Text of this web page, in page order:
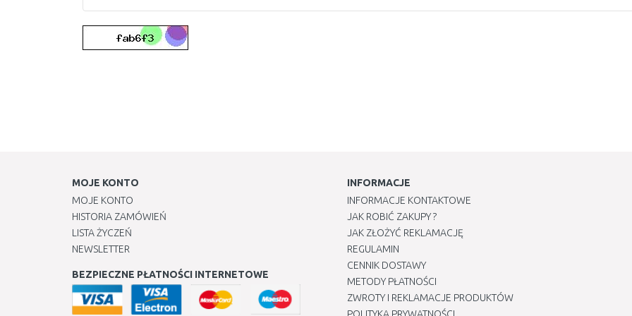
MOJE KONTO
MOJE KONTO
HISTORIA ZAMÓWIEŃ
LISTA ŻYCZEŃ
NEWSLETTER
BEZPIECZNE PŁATNOŚCI INTERNETOWE
INFORMACJE
INFORMACJE KONTAKTOWE
JAK ROBIĆ ZAKUPY ?
JAK ZŁOŻYĆ REKLAMACJĘ
REGULAMIN
CENNIK DOSTAWY
METODY PŁATNOŚCI
ZWROTY I REKLAMACJE PRODUKTÓW